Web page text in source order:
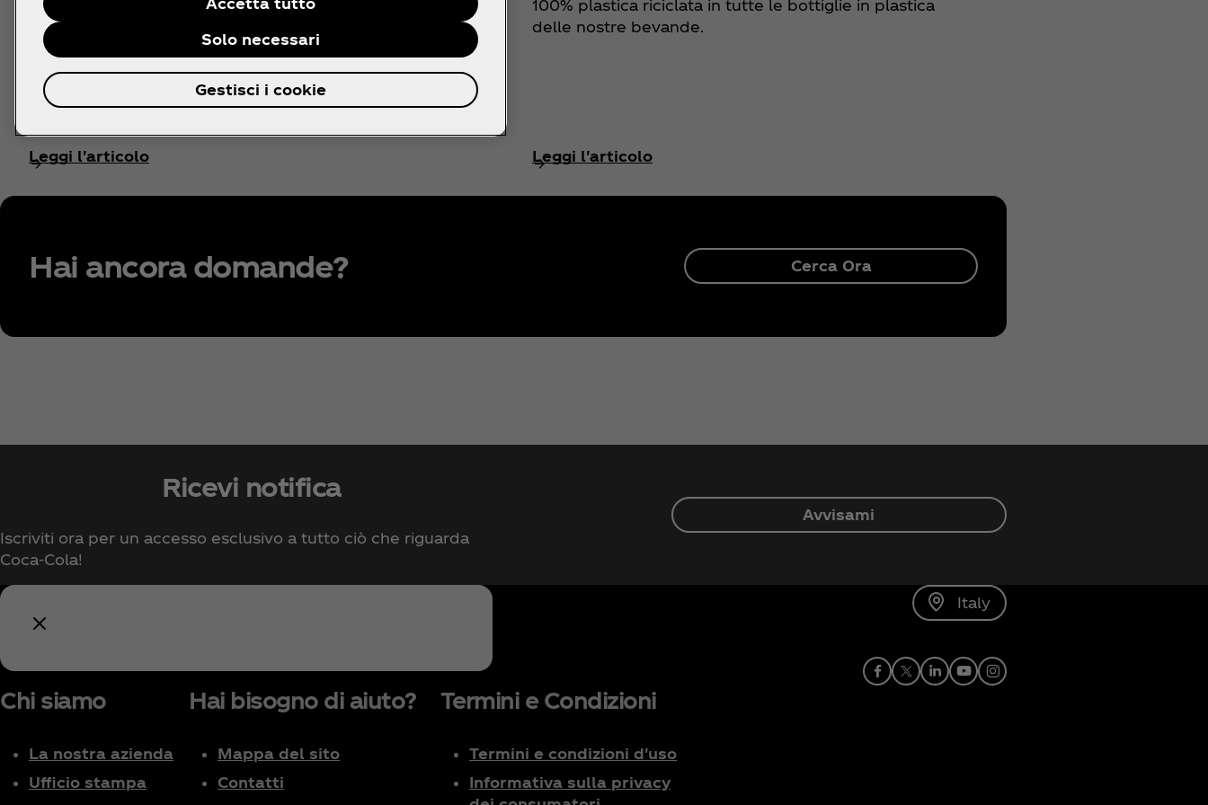
Seguiamo la nostra missione di “Rinfrescare il mondo e
fare la differenza”, impegnandoci a essere sempre attenti
alle esigenze, ai desideri e ai gusti dei nostri consumatori
e alle loro abitudini di acquisto, in costante
cambiamento.
Leggi l'articolo
100% plastica riciclata in tutte le bottiglie in plastica
delle nostre bevande.
Leggi l'articolo
Hai ancora domande? Cerca Ora
Ricevi notifica
Iscriviti ora per un accesso esclusivo a tutto ciò che riguarda
Coca‑Cola!
Avvisami
Italy
Chi siamo
La nostra azienda
Ufficio stampa
Hai bisogno di aiuto?
Mappa del sito
Contatti
Termini e Condizioni
Termini e condizioni d'uso
Informativa sulla privacy
Facebook
X linkedin
YoutubeInstagram
Solo necessari
Gestisci i cookie